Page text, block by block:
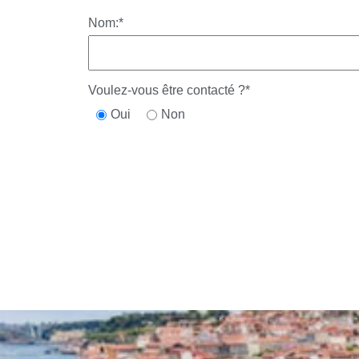
Nom:*
Voulez-vous être contacté ?*
Oui
Non